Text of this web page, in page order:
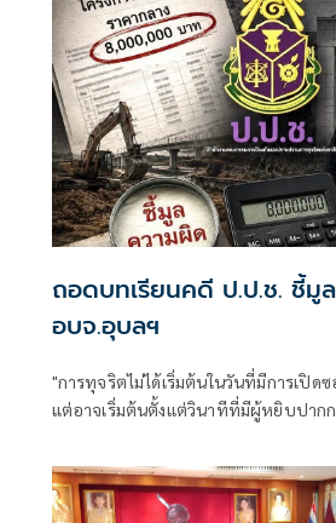
ถอดบทเรียนคดี ป.ป.ช. ชี้มูลอดีตนายก
อบจ.อุบลฯ
"การทุจริตไม่ได้เริ่มต้นในวันที่มีการเปิด
แต่อาจเริ่มต้นตั้งแต่วินาทีที่มีผู้หยิบปาก